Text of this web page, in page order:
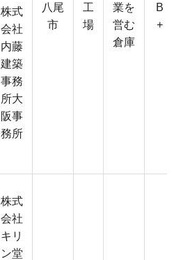
八尾
市
工
場
業を
営む
倉庫
B
+
株式
会社
内藤
建築
事務
所大
阪事
務所
株式
会社
キリ
ン堂